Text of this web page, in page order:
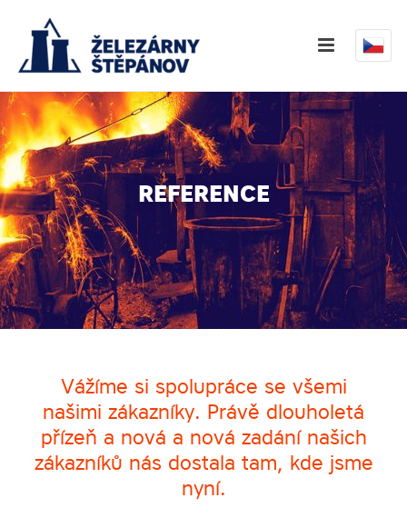
REFERENCE
Vážíme si spolupráce se všemi
našimi zákazníky. Právě dlouholetá
přízeň a nová a nová zadání našich
zákazníků nás dostala tam, kde jsme
nyní.